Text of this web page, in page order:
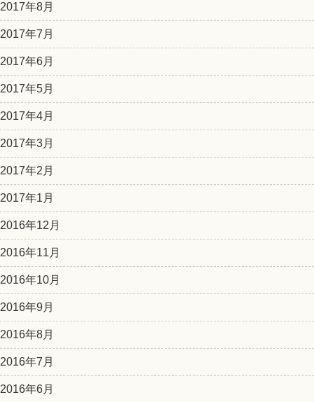
2017年8月
2017年7月
2017年6月
2017年5月
2017年4月
2017年3月
2017年2月
2017年1月
2016年12月
2016年11月
2016年10月
2016年9月
2016年8月
2016年7月
2016年6月